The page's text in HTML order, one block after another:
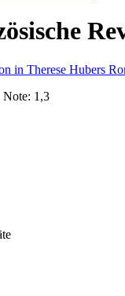
Note: 1,3